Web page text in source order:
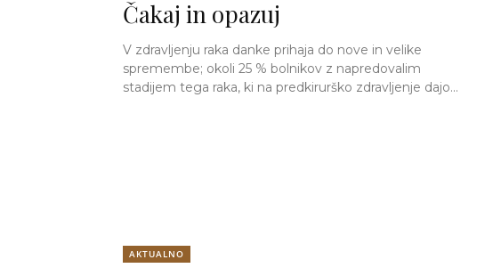
Čakaj in opazuj
V zdravljenju raka danke prihaja do nove in velike
spremembe; okoli 25 % bolnikov z napredovalim
stadijem tega raka, ki na predkirurško zdravljenje dajo...
AKTUALNO